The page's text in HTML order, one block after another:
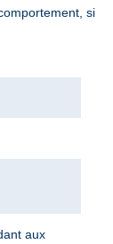
si
aux